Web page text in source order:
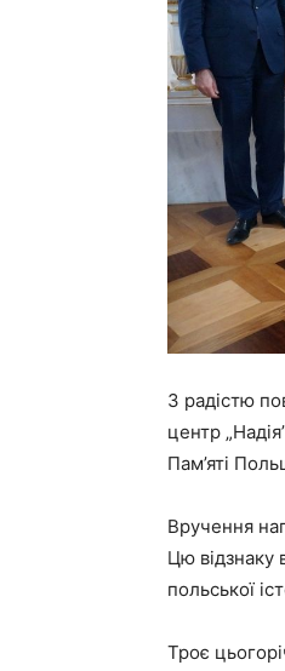
З радістю
центр
Пам’яті
Вручення
Цю відзнаку
польської
Троє